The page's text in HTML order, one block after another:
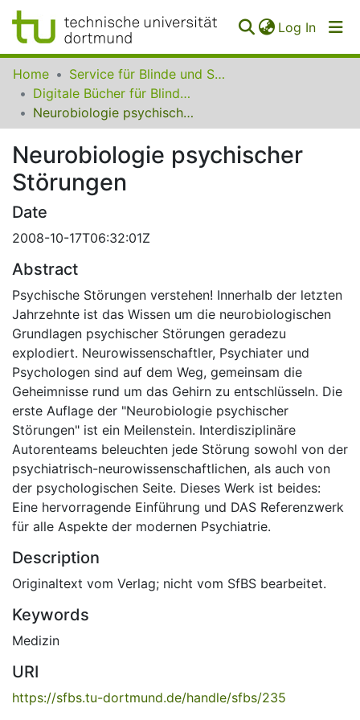
Log In
Communities
Collections
FAQ
Home
Service für Blinde und Sehbehinderte der UB Dortmund
Digitale Bücher für Blinde und Sehbehinderte
Neurobiologie psychischer Störungen
Neurobiologie psychischer
Störungen
Date
2008-10-17T06:32:01Z
Abstract
Psychische Störungen verstehen! Innerhalb der letzten
Jahrzehnte ist das Wissen um die neurobiologischen
Grundlagen psychischer Störungen geradezu
explodiert. Neurowissenschaftler, Psychiater und
Psychologen sind auf dem Weg, gemeinsam die
Geheimnisse rund um das Gehirn zu entschlüsseln. Die
erste Auflage der "Neurobiologie psychischer
Störungen" ist ein Meilenstein. Interdisziplinäre
Autorenteams beleuchten jede Störung sowohl von der
psychiatrisch-neurowissenschaftlichen, als auch von
der psychologischen Seite. Dieses Werk ist beides:
Eine hervorragende Einführung und DAS Referenzwerk
für alle Aspekte der modernen Psychiatrie.
Description
Originaltext vom Verlag; nicht vom SfBS bearbeitet.
Keywords
Medizin
URI
https://sfbs.tu-dortmund.de/handle/sfbs/235